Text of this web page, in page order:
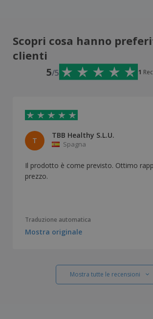
Scopri cosa hanno
clienti
5/5 1
T
TBB Healthy S.L.U.
Spagna
Il prodotto è come previsto. Ottimo
prezzo.
Traduzione automatica
Mostra originale
Mostra tutte le recensioni